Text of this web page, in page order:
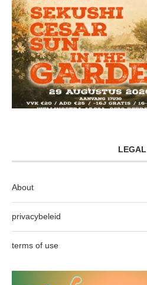
LEGAL
About
privacybeleid
terms of use